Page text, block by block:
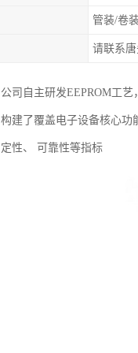
管装/卷
请联系
公司自主研发EEPROM工艺
构建了覆盖电子设备核心功
定性、 可靠性等指标